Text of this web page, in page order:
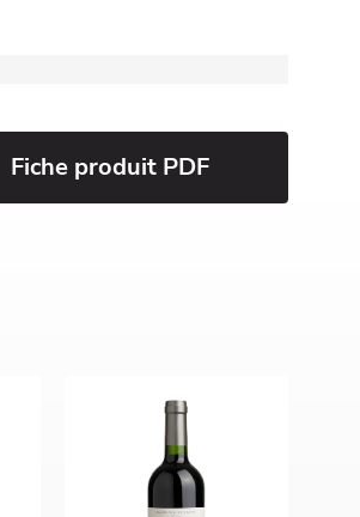
Fiche produit PDF